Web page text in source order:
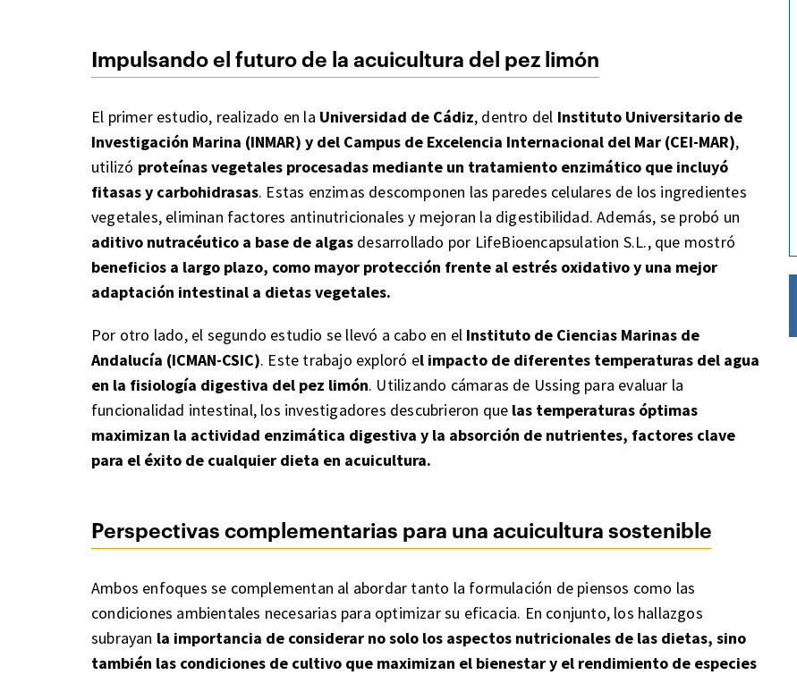
Impulsando el futuro de la acuicultura del pez limón
El primer estudio, realizado en la Universidad de Cádiz, dentro del Instituto Universitario de
Investigación Marina (INMAR) y del Campus de Excelencia Internacional del Mar (CEI-MAR),
utilizó proteínas vegetales procesadas mediante un tratamiento enzimático que incluyó
fitasas y carbohidrasas. Estas enzimas descomponen las paredes celulares de los ingredientes
vegetales, eliminan factores antinutricionales y mejoran la digestibilidad. Además, se probó un
aditivo nutracéutico a base de algas desarrollado por LifeBioencapsulation S.L., que mostró
beneficios a largo plazo, como mayor protección frente al estrés oxidativo y una mejor
adaptación intestinal a dietas vegetales.
Por otro lado, el segundo estudio se llevó a cabo en el Instituto de Ciencias Marinas de
Andalucía (ICMAN-CSIC). Este trabajo exploró el impacto de diferentes temperaturas del agua
en la fisiología digestiva del pez limón. Utilizando cámaras de Ussing para evaluar la
funcionalidad intestinal, los investigadores descubrieron que las temperaturas óptimas
maximizan la actividad enzimática digestiva y la absorción de nutrientes, factores clave
para el éxito de cualquier dieta en acuicultura.
Perspectivas complementarias para una acuicultura sostenible
Ambos enfoques se complementan al abordar tanto la formulación de piensos como las
condiciones ambientales necesarias para optimizar su eficacia. En conjunto, los hallazgos
subrayan la importancia de considerar no solo los aspectos nutricionales de las dietas, sino
también las condiciones de cultivo que maximizan el bienestar y el rendimiento de especies